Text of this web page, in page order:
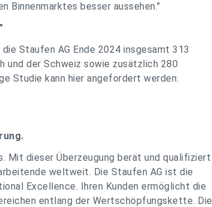
Binnenmarktes besser aussehen."
Staufen AG Ende 2024 insgesamt 313
und der Schweiz sowie zusätzlich 280
Studie kann hier angefordert werden:
Mit dieser Überzeugung berät und qualifiziert
weltweit. Die Staufen AG ist die
Excellence. Ihren Kunden ermöglicht die
entlang der Wertschöpfungskette. Die